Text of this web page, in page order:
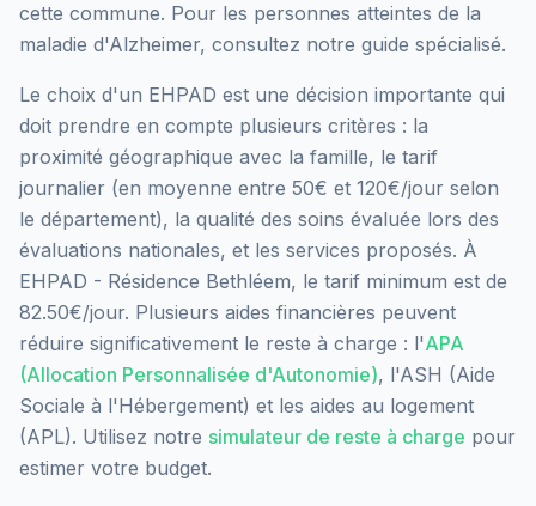
cette commune. Pour les personnes atteintes de la
maladie d'Alzheimer, consultez notre guide spécialisé.
Le choix d'un EHPAD est une décision importante qui
doit prendre en compte plusieurs critères : la
proximité géographique avec la famille, le tarif
journalier (en moyenne entre 50€ et 120€/jour selon
le département), la qualité des soins évaluée lors des
évaluations nationales, et les services proposés. À
EHPAD - Résidence Bethléem, le tarif minimum est de
82.50€/jour. Plusieurs aides financières peuvent
réduire significativement le reste à charge : l'APA
(Allocation Personnalisée d'Autonomie), l'ASH (Aide
Sociale à l'Hébergement) et les aides au logement
(APL). Utilisez notre simulateur de reste à charge pour
estimer votre budget.